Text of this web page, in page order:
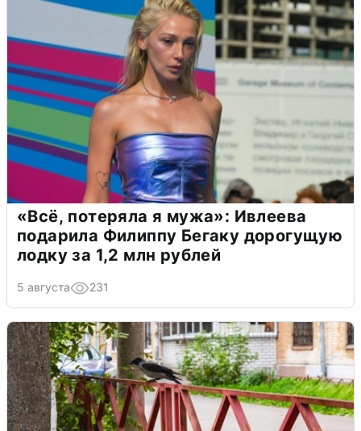
«Всё, потеряла я мужа»: Ивлеева
подарила Филиппу Бегаку дорогущую
лодку за 1,2 млн рублей
5 августа 231